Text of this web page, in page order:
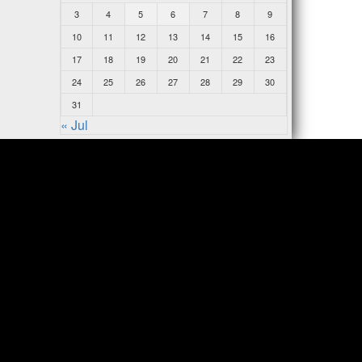
3
4 5 6 7 8
9
10
11 12 13 14 15
16
17
18 19 20 21 22
23
24
25 26 27 28 29
30
31
« Jul